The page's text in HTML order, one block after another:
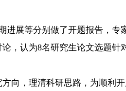
展等分别做了开题报告，
，认为8名研究生论文选题针
向，理清科研思路，为顺利